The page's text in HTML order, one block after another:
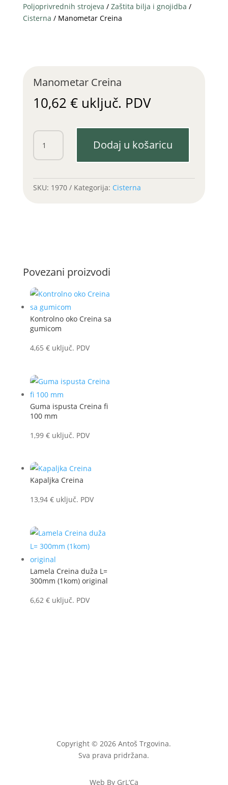
Poljoprivrednih strojeva / Zaštita bilja i gnojidba /
Cisterna / Manometar Creina
Manometar Creina
10,62 € uključ. PDV
Manometar
Creina
količina
Dodaj u košaricu
SKU: 1970 Kategorija: Cisterna
Povezani proizvodi
Kontrolno oko Creina sa
gumicom
4,65 € uključ. PDV
Guma ispusta Creina fi
100 mm
1,99 € uključ. PDV
Kapaljka Creina
13,94 € uključ. PDV
Lamela Creina duža L=
300mm (1kom) original
6,62 € uključ. PDV
Copyright © 2026 Antoš Trgovina.
Sva prava pridržana.
Web By GrL’Ca